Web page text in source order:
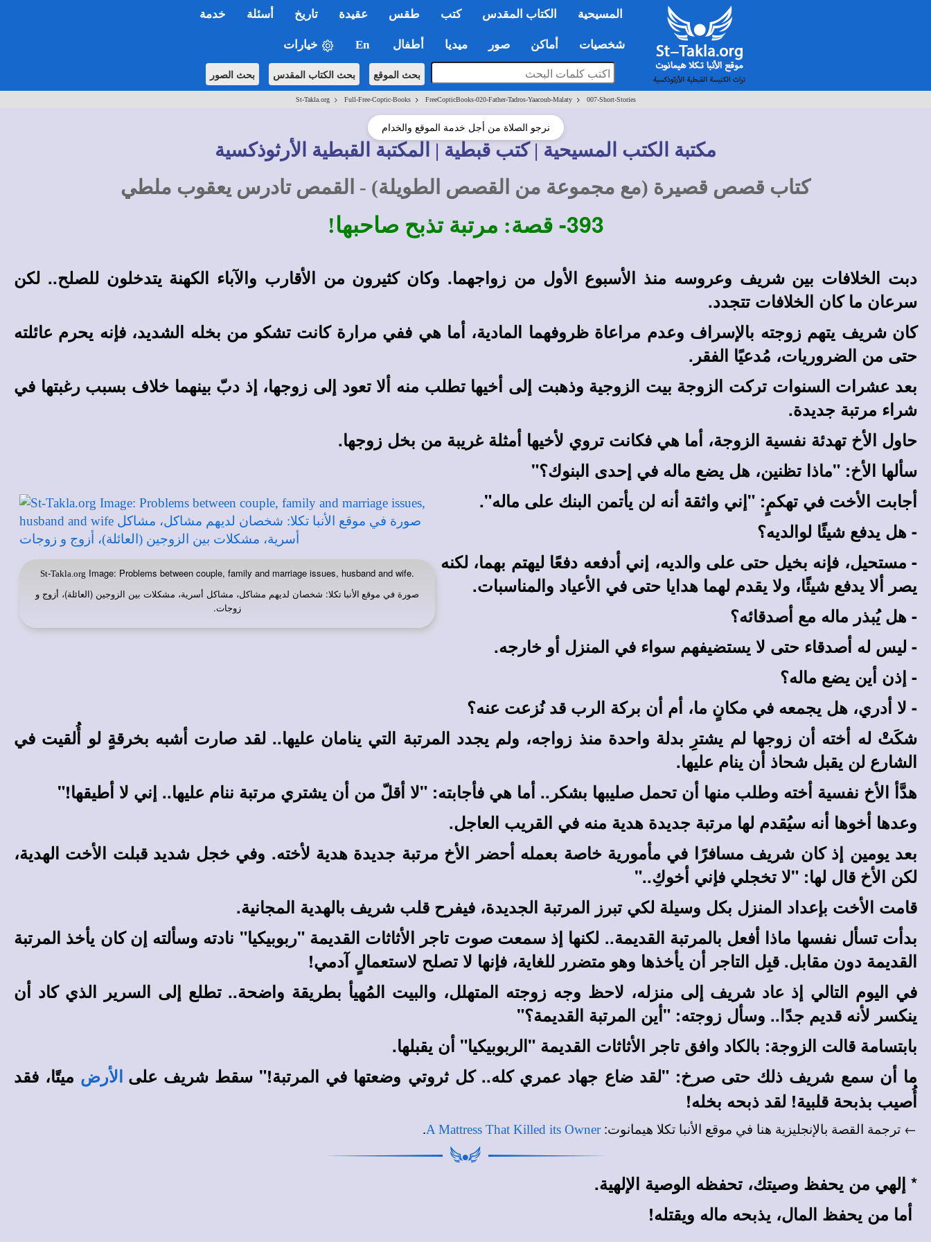
المسيحية الكتاب المقدس كتب طقس عقيدة تاريخ أسئلة خدمة
شخصيات أماكن صور ميديا أطفال En خيارات
بحث الموقع بحث الكتاب المقدس بحث الصور
St-Takla.org> Full-Free-Coptic-Books> FreeCopticBooks-020-Father-Tadros-Yaacoub-Malaty> 007-Short-Stories
نرجو الصلاة من أجل خدمة الموقع والخدام
مكتبة الكتب المسيحية | كتب قبطية | المكتبة القبطية الأرثوذكسية
كتاب قصص قصيرة (مع مجموعة من القصص الطويلة) - القمص تادرس يعقوب ملطي
393- قصة: مرتبة تذبح صاحبها!
دبت الخلافات بين شريف وعروسه منذ الأسبوع الأول من زواجهما. وكان كثيرون من الأقارب والآباء الكهنة يتدخلون للصلح.. لكن
سرعان ما كان الخلافات تتجدد.
كان شريف يتهم زوجته بالإسراف وعدم مراعاة ظروفهما المادية، أما هي ففي مرارة كانت تشكو من بخله الشديد، فإنه يحرم عائلته
حتى من الضروريات، مُدعيًا الفقر.
بعد عشرات السنوات تركت الزوجة بيت الزوجية وذهبت إلى أخيها تطلب منه ألا تعود إلى زوجها، إذ دبّ بينهما خلاف بسبب رغبتها في
شراء مرتبة جديدة.
حاول الأخ تهدئة نفسية الزوجة، أما هي فكانت تروي لأخيها أمثلة غريبة من بخل زوجها.
سألها الأخ: "ماذا تظنين، هل يضع ماله في إحدى البنوك؟"
St-Takla.org Image: Problems between couple, family and marriage issues, husband and wife.
صورة في موقع الأنبا تكلا: شخصان لديهم مشاكل، مشاكل أسرية، مشكلات بين الزوجين (العائلة)، أزوج و
زوجات.
أجابت الأخت في تهكمٍ: "إني واثقة أنه لن يأتمن البنك على ماله".
- هل يدفع شيئًا لوالديه؟
- مستحيل، فإنه بخيل حتى على والديه، إني أدفعه دفعًا ليهتم بهما، لكنه
يصر ألا يدفع شيئًا، ولا يقدم لهما هدايا حتى في الأعياد والمناسبات.
- هل يُبذر ماله مع أصدقائه؟
- ليس له أصدقاء حتى لا يستضيفهم سواء في المنزل أو خارجه.
- إذن أين يضع ماله؟
- لا أدري، هل يجمعه في مكانٍ ما، أم أن بركة الرب قد نُزعت عنه؟
شكَتْ له أخته أن زوجها لم يشترِ بدلة واحدة منذ زواجه، ولم يجدد المرتبة التي ينامان عليها.. لقد صارت أشبه بخرقةٍ لو أُلقيت في
الشارع لن يقبل شحاذ أن ينام عليها.
هدَّأ الأخ نفسية أخته وطلب منها أن تحمل صليبها بشكر .. أما هي فأجابته: "لا أقلّ من أن يشتري مرتبة ننام عليها.. إني لا أطيقها!"
وعدها أخوها أنه سيُقدم لها مرتبة جديدة هدية منه في القريب العاجل.
بعد يومين إذ كان شريف مسافرًا في مأمورية خاصة بعمله أحضر الأخ مرتبة جديدة هدية لأخته. وفي خجل شديد قبلت الأخت الهدية،
لكن الأخ قال لها: "لا تخجلي فإني أخوكِ..
"
قامت الأخت بإعداد المنزل بكل وسيلة لكي تبرز المرتبة الجديدة، فيفرح قلب شريف بالهدية المجانية.
بدأت تسأل نفسها ماذا أفعل بالمرتبة القديمة.. لكنها إذ سمعت صوت تاجر الأثاثات القديمة "ربوبيكيا" نادته وسألته إن كان يأخذ المرتبة
القديمة دون مقابل. قبِل التاجر أن يأخذها وهو متضرر للغاية، فإنها لا تصلح لاستعمالٍ آدمي!
في اليوم التالي إذ عاد شريف إلى منزله، لاحظ وجه زوجته المتهلل، والبيت المُهيأ بطريقة واضحة.. تطلع إلى السرير الذي كاد أن
ينكسر لأنه قديم جدًا.. وسأل زوجته: "أين المرتبة القديمة؟"
بابتسامة قالت الزوجة: بالكاد وافق تاجر الأثاثات القديمة "الربوبيكيا" أن يقبلها.
ما أن سمع شريف ذلك حتى صرخ: "لقد ضاع جهاد عمري كله.. كل ثروتي وضعتها في المرتبة!" سقط شريف على الأرض ميتًا، فقد
أُصيب بذبحة قلبية! لقد ذبحه بخله!
← ترجمة القصة بالإنجليزية هنا في موقع الأنبا تكلا هيمانوت:
A Mattress That Killed its Owner
.
* إلهي من يحفظ وصيتك، تحفظه الوصية الإلهية.
أما من يحفظ المال، يذبحه ماله ويقتله!